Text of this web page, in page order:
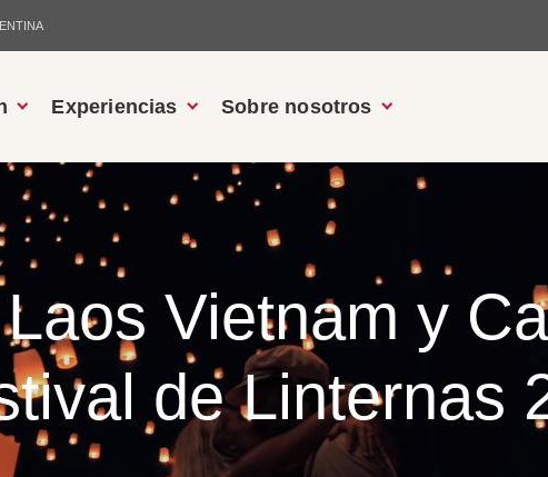
Experiencias Sobre nosotros
Vietnam y
de Linternas